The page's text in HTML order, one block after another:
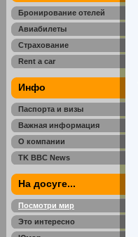
Бронирование отелей
Авиабилеты
Страхование
Rent a car
Инфо
Паспорта и визы
Важная информация
О компании
TK BBC News
На досуге...
Посмотри мир
Это интересно